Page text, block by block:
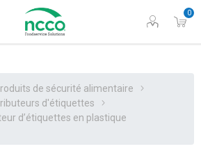
0
de sécurité alimentaire
d'étiquettes
d’étiquettes en plastique